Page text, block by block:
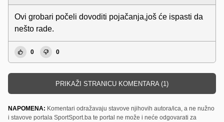
Ovi grobari počeli dovoditi pojačanja,još će ispasti da
nešto rade.
0 0
PRIKAŽI STRANICU KOMENTARA (1)
NAPOMENA: Komentari odražavaju stavove njihovih autora/ica, a ne nužno
i stavove portala SportSport.ba te portal ne može i neće odgovarati za